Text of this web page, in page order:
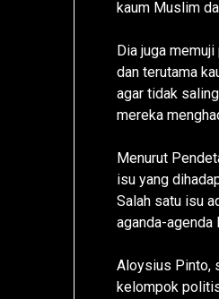
kaum Muslim
Dia juga
dan terutama
agar tidak
mereka
Menurut
isu yang
Salah satu isu
aganda-
Aloysius Pinto,
kelompok